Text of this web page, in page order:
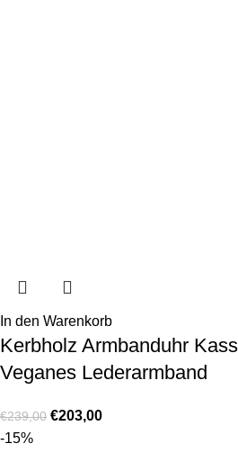
In den Warenkorb
Kerbholz Armbanduhr
Veganes Lederarmband
€239,00 €203,00
-15%